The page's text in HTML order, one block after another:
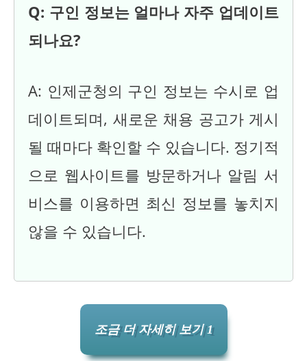
Q: 구인 정보는 얼마나 자주 업데이트
되나요?
A: 인제군청의 구인 정보는 수시로 업
데이트되며, 새로운 채용 공고가 게시
될 때마다 확인할 수 있습니다. 정기적
으로 웹사이트를 방문하거나 알림 서
비스를 이용하면 최신 정보를 놓치지
않을 수 있습니다.
조금 더 자세히 보기 1